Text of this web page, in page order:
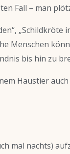
Fall – man
„Schildkröte
Menschen
bis hin zu
Haustier
mal nachts)